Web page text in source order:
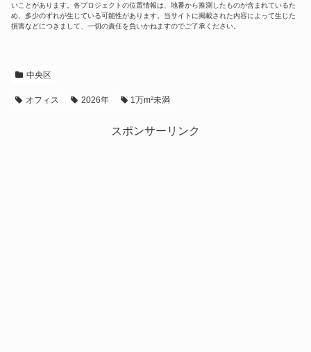
いことがあります。各プロジェクトの位置情報は、地番から推測したものが含まれているた
め、多少のずれが生じている可能性があります。当サイトに掲載された内容によって生じた
損害などにつきまして、一切の責任を負いかねますのでご了承ください。
中央区
オフィス 2026年 1万m²未満
スポンサーリンク